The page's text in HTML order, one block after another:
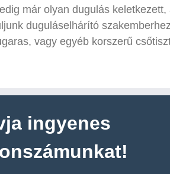
már olyan dugulás
duguláselhárító
vagy egyéb korszerű
ingyenes